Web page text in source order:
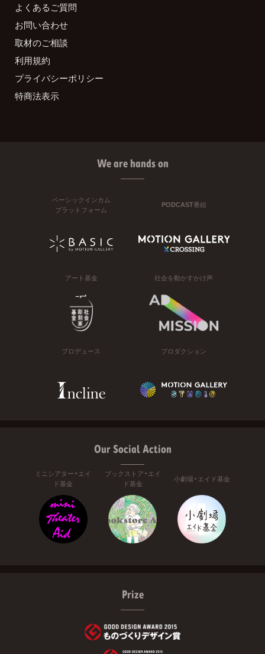
よくあるご質問
お問い合わせ
取材のご相談
利用規約
プライバシーポリシー
特商法表示
We are hands on
ベーシックインカム
プラットフォーム
PODCAST番組
アート基金 社会を動かすかけ声
プロデュース プロダクション
Our Social Action
ミニシアター・エイ
ド基金
ブックストア・エイ
ド基金
小劇場・エイド基金
Prize